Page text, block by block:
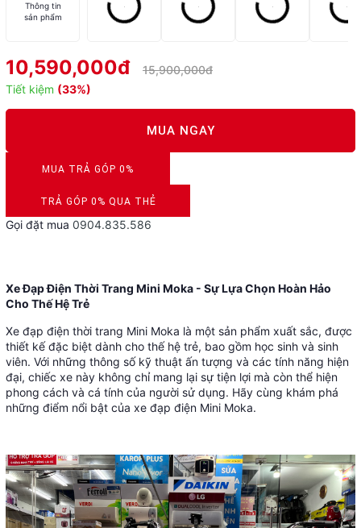
Thông tin
sản phẩm
10,590,000đ
15,900,000đ
Tiết kiệm (33%)
MUA NGAY
MUA TRẢ GÓP 0%
DUYỆT HỒ SƠ RONG 5 PHÚT
TRẢ GÓP 0% QUA THẺ
VISA, MASTERCARD, JCB, AMEX
Gọi đặt mua 0904.835.586
Xe Đạp Điện Thời Trang Mini Moka - Sự Lựa Chọn Hoàn Hảo
Cho Thế Hệ Trẻ
Xe đạp điện thời trang Mini Moka là một sản phẩm xuất sắc, được
thiết kế đặc biệt dành cho thế hệ trẻ, bao gồm học sinh và sinh
viên. Với những thông số kỹ thuật ấn tượng và các tính năng hiện
đại, chiếc xe này không chỉ mang lại sự tiện lợi mà còn thể hiện
phong cách và cá tính của người sử dụng. Hãy cùng khám phá
những điểm nổi bật của xe đạp điện Mini Moka.